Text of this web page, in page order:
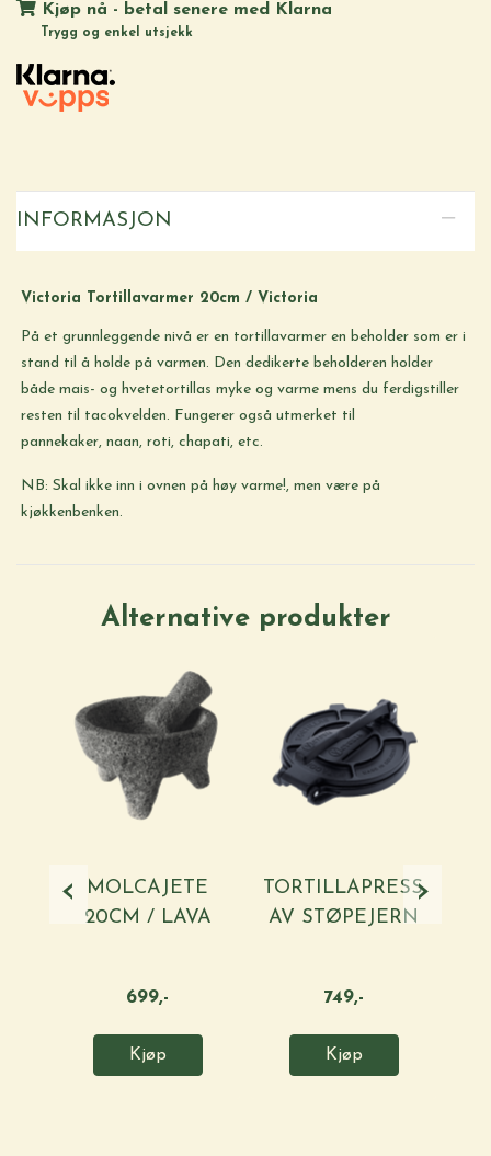
Kjøp nå - betal senere med Klarna
Trygg og enkel utsjekk
INFORMASJON
Victoria Tortillavarmer 20cm / Victoria
På et grunnleggende nivå er en tortillavarmer en beholder som er i
stand til å holde på varmen. Den dedikerte beholderen holder
både mais- og hvetetortillas myke og varme mens du ferdigstiller
resten til tacokvelden. Fungerer også utmerket til
pannekaker, naan, roti, chapati, etc.
NB: Skal ikke inn i ovnen på høy varme!, men være på
kjøkkenbenken.
Alternative produkter
MOLCAJETE
20CM / LAVA
699,-
Kjøp
TORTILLAPRESSE
AV STØPEJERN
749,-
Kjøp
‹ ›